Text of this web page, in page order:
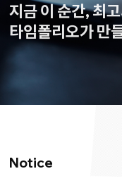
지금 이 순간, 최
타임폴리오가 만
Notice